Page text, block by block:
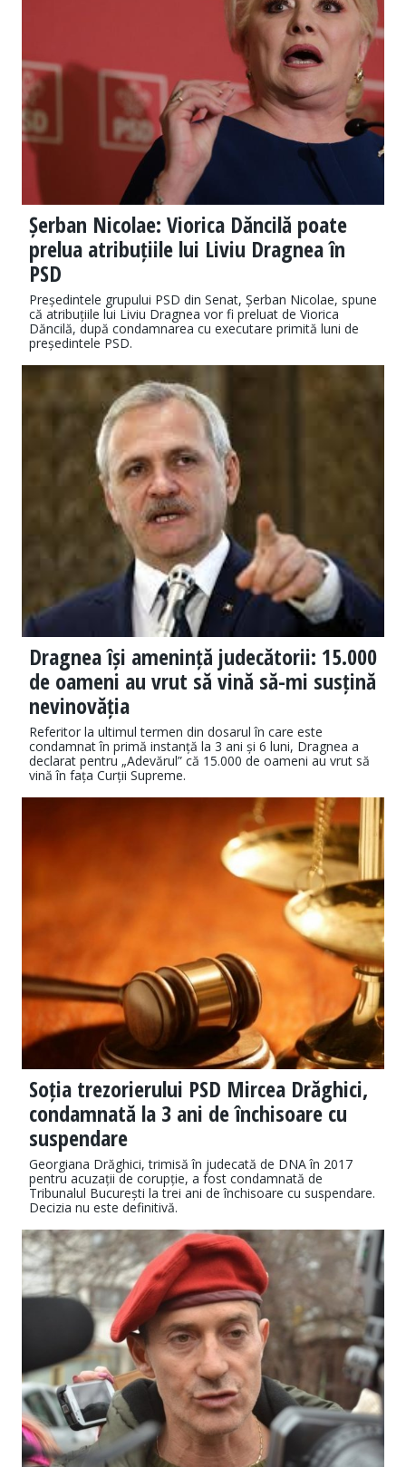
Șerban Nicolae: Viorica Dăncilă poate
prelua atribuțiile lui Liviu Dragnea în
PSD
Președintele grupului PSD din Senat, Șerban Nicolae, spune
că atribuțiile lui Liviu Dragnea vor fi preluat de Viorica
Dăncilă, după condamnarea cu executare primită luni de
președintele PSD.
Dragnea își amenință judecătorii: 15.000
de oameni au vrut să vină să-mi susțină
nevinovăția
Referitor la ultimul termen din dosarul în care este
condamnat în primă instanță la 3 ani și 6 luni, Dragnea a
declarat pentru „Adevărul” că 15.000 de oameni au vrut să
vină în fața Curții Supreme.
Soția trezorierului PSD Mircea Drăghici,
condamnată la 3 ani de închisoare cu
suspendare
Georgiana Drăghici, trimisă în judecată de DNA în 2017
pentru acuzații de corupție, a fost condamnată de
Tribunalul București la trei ani de închisoare cu suspendare.
Decizia nu este definitivă.